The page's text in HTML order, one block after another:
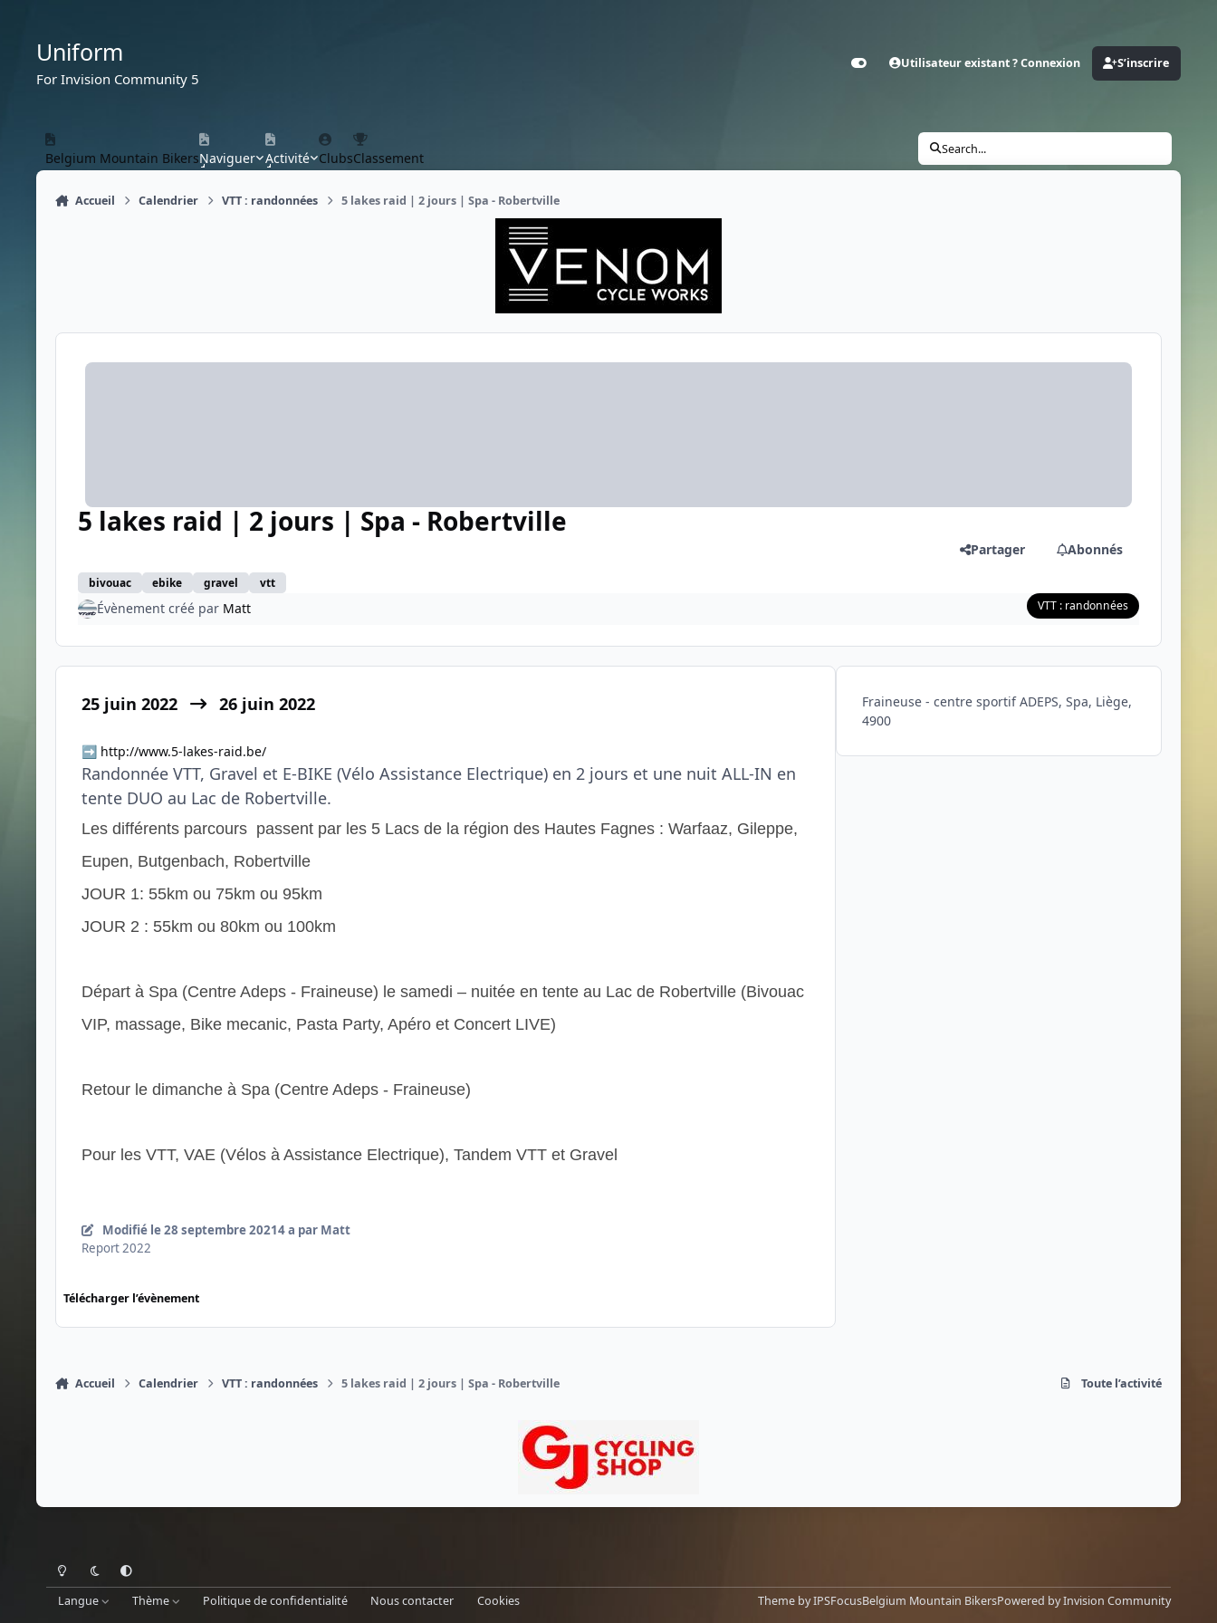
Uniform
For Invision Community 5 CustomizerUtilisateur existant ? Connexion S’inscrire
Belgium Mountain BikersNaviguer Activité ClubsClassement
Search...
Accueil Calendrier VTT : randonnées 5 lakes raid | 2 jours | Spa - Robertville
5 lakes raid | 2 jours | Spa - Robertville
bivouac ebike gravel vtt
Partager Abonnés
Évènement créé par Matt VTT : randonnées
25 juin 2022 26 juin 2022
➡️ http://www.5-lakes-raid.be/
Randonnée VTT, Gravel et E-BIKE (Vélo Assistance Electrique) en 2 jours et une nuit ALL-IN en
tente DUO au Lac de Robertville.
Les différents parcours passent par les 5 Lacs de la région des Hautes Fagnes : Warfaaz, Gileppe,
Eupen, Butgenbach, Robertville
JOUR 1: 55km ou 75km ou 95km
JOUR 2 : 55km ou 80km ou 100km
Départ à Spa (Centre Adeps - Fraineuse) le samedi – nuitée en tente au Lac de Robertville (Bivouac
VIP, massage, Bike mecanic, Pasta Party, Apéro et Concert LIVE)
Retour le dimanche à Spa (Centre Adeps - Fraineuse)
Pour les VTT, VAE (Vélos à Assistance Electrique), Tandem VTT et Gravel
Modifié le 28 septembre 20214 a par Matt
Report 2022
Télécharger l’évènement
Fraineuse - centre sportif ADEPS, Spa, Liège,
4900
Accueil Calendrier VTT : randonnées 5 lakes raid | 2 jours | Spa - Robertville Toute l’activité
Light ModeDark ModeSystem Preference
Langue Thème Politique de confidentialité Nous contacter Cookies ThemebyIPSFocusBelgium Mountain BikersPowered byInvision Community